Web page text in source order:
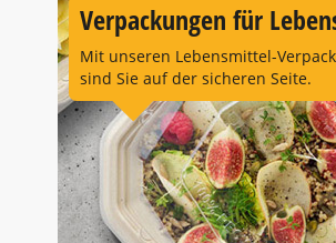
Verpackungen für
Mit unseren Lebensmittel-
sind Sie auf der sicheren Seite.